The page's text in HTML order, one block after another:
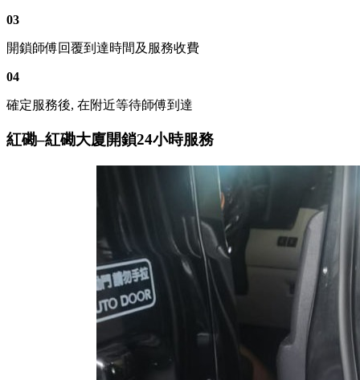
03
開鎖師傅回覆到達時間及服務收費
04
確定服務後, 在附近等待師傅到達
紅磡–紅磡大廈開鎖24小時服務